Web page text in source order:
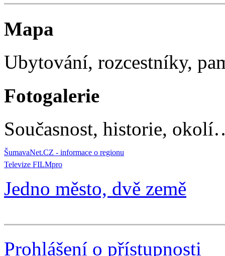
Mapa
Ubytování, rozcestníky,
Fotogalerie
Současnost, historie,
ŠumavaNet.CZ - informace o regionu
Televize FILMpro
Jedno město, dvě země
Prohlášení o přístupnosti